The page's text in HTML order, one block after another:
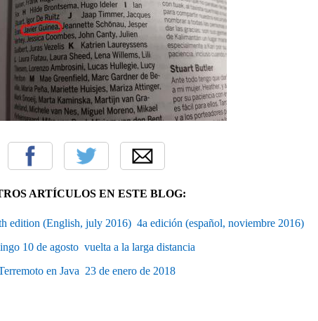
ARTÍCULOS EN ESTE BLOG:
edition (English, july 2016)  4a edición (español, noviembre 2016)
10 de agosto  vuelta a la larga distancia
en Java  23 de enero de 2018